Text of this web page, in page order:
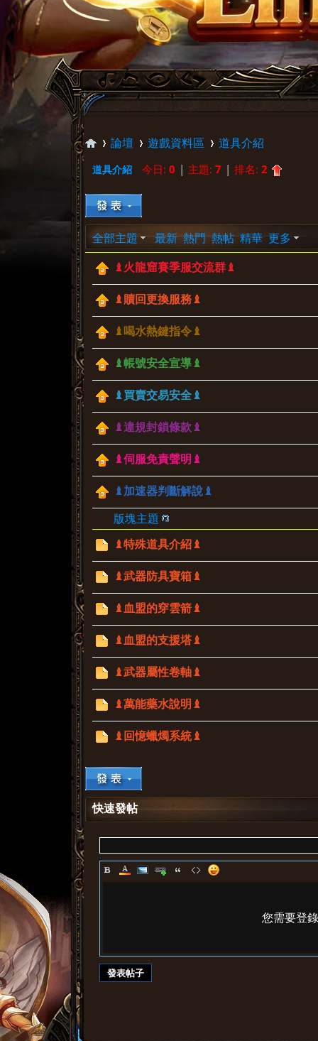
»
論壇
›
遊戲資料區 道具介紹
道具介紹 今日: 0 | 主題: 7 | 排名: 2
全部主題 最新 熱門 熱帖 精華 更多
♝火龍窟賽季服交流群♝
♝贖回更換服務♝
♝喝水熱鍵指令♝
♝帳號安全宣導♝
♝買賣交易安全♝
♝違規封鎖條款♝
♝伺服免責聲明♝
♝加速器判斷解說♝
版塊主題
♝特殊道具介紹♝
♝武器防具寶箱♝
♝血盟的穿雲箭♝
♝血盟的支援塔♝
♝武器屬性卷軸♝
♝萬能藥水說明♝
♝回憶蠟燭系統♝
快速發帖
您需要登
發表帖子